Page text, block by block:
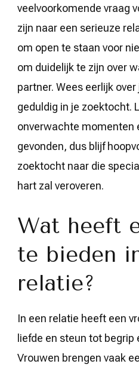
veelvoorkomende vraag
zijn naar een serieuze
om open te staan voor
om duidelijk te zijn over
partner. Wees eerlijk
geduldig in je zoektocht.
onverwachte momenten
gevonden, dus blijf
zoektocht naar die
hart zal veroveren.
Wat heeft
te bieden
relatie?
In een relatie heeft een
liefde en steun tot begrip
Vrouwen brengen vaak